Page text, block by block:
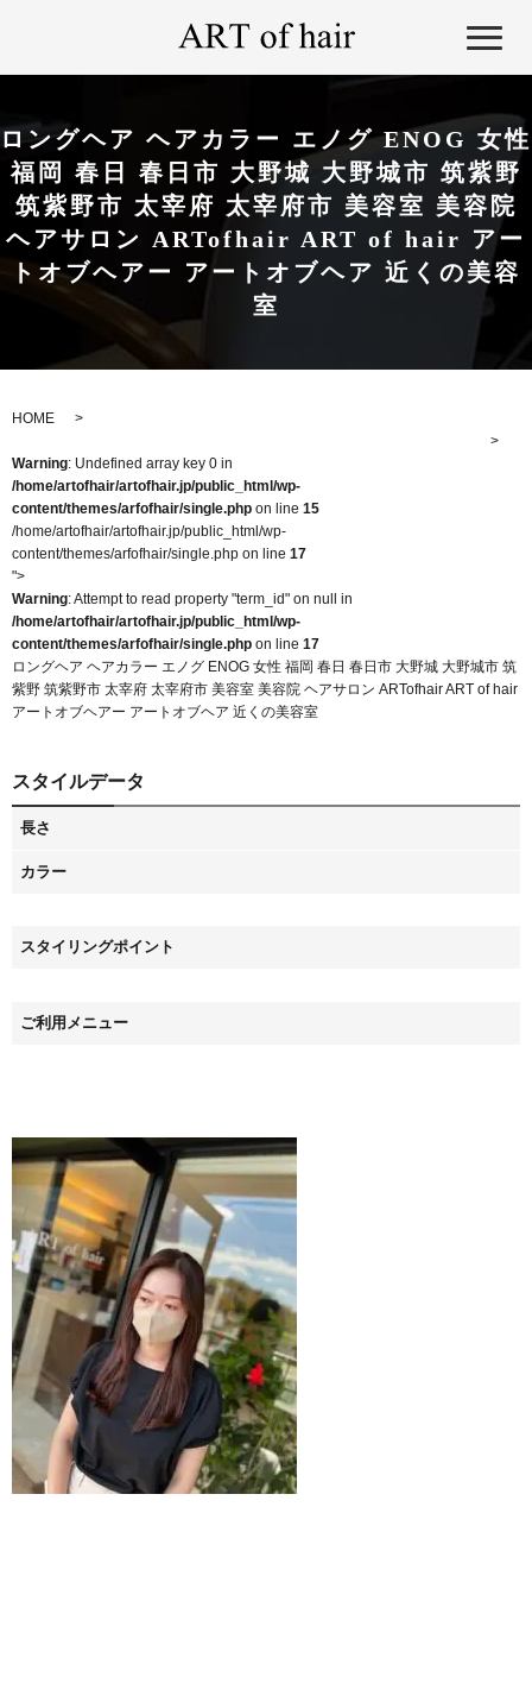
ロングヘア ヘアカラー エノグ ENOG 女性
福岡 春日 春日市 大野城 大野城市 筑紫野
筑紫野市 太宰府 太宰府市 美容室 美容院
ヘアサロン ARTofhair ART of hair アー
トオブヘアー アートオブヘア 近くの美容
室
HOME
Warning: Undefined array key 0 in
/home/artofhair/artofhair.jp/public_html/wp-
content/themes/arfofhair/single.php on line 15
/home/artofhair/artofhair.jp/public_html/wp-
content/themes/arfofhair/single.php on line 17
">
Warning: Attempt to read property "term_id" on null in
/home/artofhair/artofhair.jp/public_html/wp-
content/themes/arfofhair/single.php on line 17
ロングヘア ヘアカラー エノグ ENOG 女性 福岡 春日 春日市 大野城 大野城市 筑
紫野 筑紫野市 太宰府 太宰府市 美容室 美容院 ヘアサロン ARTofhair ART of hair
アートオブヘアー アートオブヘア 近くの美容室
スタイルデータ
長さ
カラー
スタイリングポイント
ご利用メニュー